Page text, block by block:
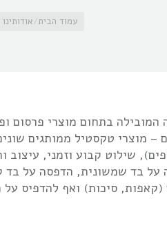
עמוד הבית אודותינו
המובילה בתחום מוצרי פרסום
– מוצרי טקסטיל ממותגים
שילוט קבוע וזמני,
על בד שמשונית, הדפסה על בד
(קאפות, סיכות) ואף להדפיס על